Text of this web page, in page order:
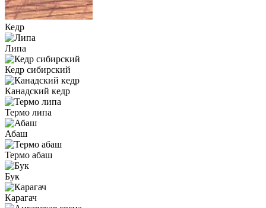
Кедр
Липа
Кедр сибирский
Канадский кедр
Термо липа
Абаш
Термо абаш
Бук
Карагач